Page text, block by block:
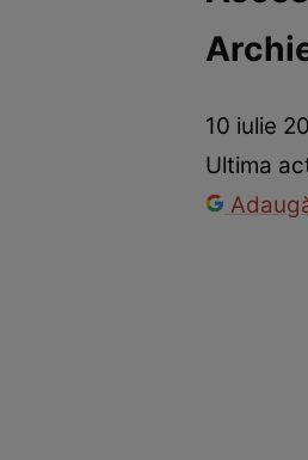
Vedete internaționaleVedete
10 iulie
Ultima